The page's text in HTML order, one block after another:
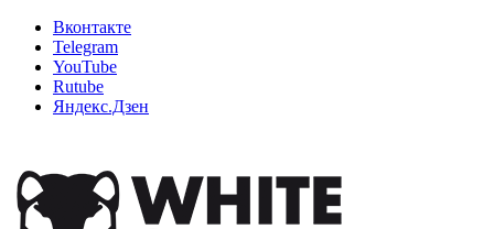
Вконтакте
Telegram
YouTube
Rutube
Яндекс.Дзен